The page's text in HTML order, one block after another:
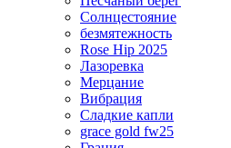
Солнцестояние
безмятежность
Rose Hip 2025
Лазоревка
Мерцание
Вибрация
Сладкие капли
grace gold fw25